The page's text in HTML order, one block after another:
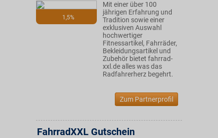
1,5%
Mit einer über 100
jährigen Erfahrung und
Tradition sowie einer
exklusiven Auswahl
hochwertiger
Fitnessartikel, Fahrräder,
Bekleidungsartikel und
Zubehör bietet fahrrad-
xxl.de alles was das
Radfahrerherz begehrt.
Zum Partnerprofil
FahrradXXL Gutschein